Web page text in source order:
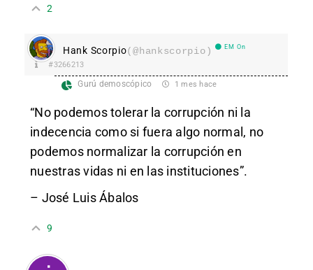
2
Hank Scorpio(@hankscorpio) EM On
#3266213
Gurú demoscópico 1 mes hace
“No podemos tolerar la corrupción ni la
indecencia como si fuera algo normal, no
podemos normalizar la corrupción en
nuestras vidas ni en las instituciones”.
– José Luis Ábalos
9